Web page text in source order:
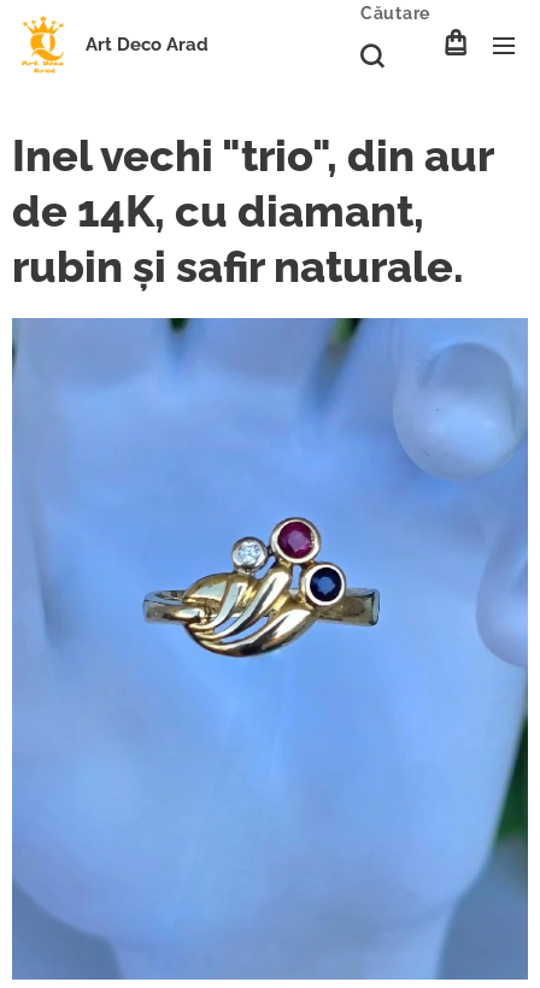
Art Deco Arad
Căutare
Inel vechi "trio", din aur
de 14K, cu diamant,
rubin și safir naturale.